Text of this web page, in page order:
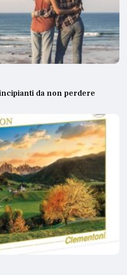
da non perdere